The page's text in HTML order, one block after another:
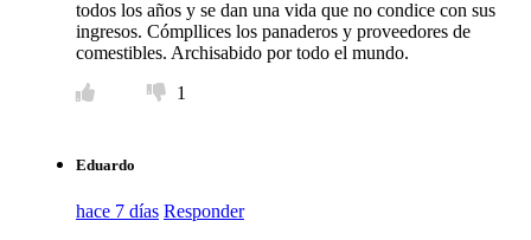
todos los años y se dan una vida que no condice con sus
ingresos. Cómpllices los panaderos y proveedores de
comestibles. Archisabido por todo el mundo.
1
Eduardo
hace 7 días Responder